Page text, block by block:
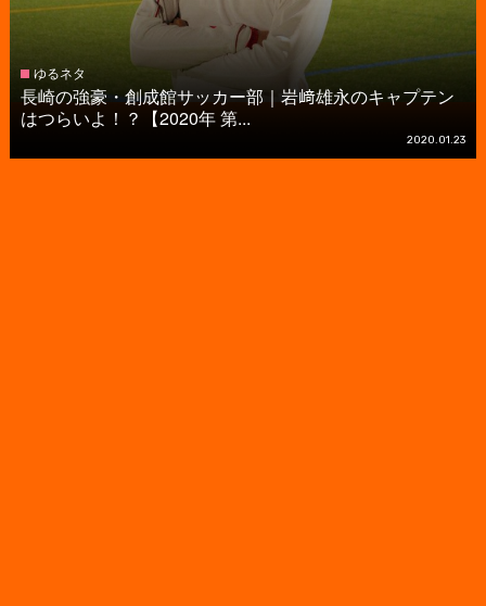
ゆるネタ
長崎の強豪・創成館サッカー部｜岩﨑雄永のキャプテン
はつらいよ！？【2020年 第...
2020.01.23